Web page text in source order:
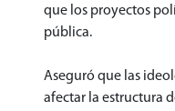
que los proyectos
pública.
Aseguró que las
afectar la estructura